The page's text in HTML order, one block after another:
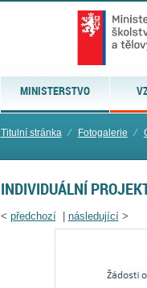
MINISTERSTVO
Titulní stránka ⁄ Fotogalerie ⁄
INDIVIDUÁLNÍ
< předchozí| následující>